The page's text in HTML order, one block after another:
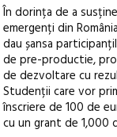
În dorința de a
emergenți din
dau șansa
de pre-productie,
de dezvoltare cu
Studenții care vor
înscriere de 100 de
cu un grant de 1,000